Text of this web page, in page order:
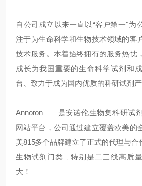
自公司成立以来一直以“客户第一"为
注于为生命科学和生物技术领域的客
技术服务。本着始终拥有的服务热忱
成长为我国重要的生命科学试剂和
台、致力于成为国内优质的科研试剂产
Annoron——是安诺伦生物集科研试
网站平台，公司通过建立覆盖欧美的
美815多个品牌建立了正式的代理与合
生物试剂门类，特别是二三线高质
大！